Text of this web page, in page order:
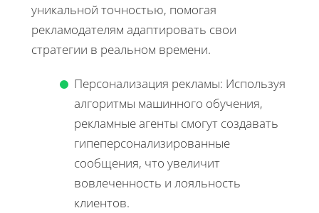
уникальной точностью, помогая
рекламодателям адаптировать свои
стратегии в реальном времени.
Персонализация рекламы: Используя
алгоритмы машинного обучения,
рекламные агенты смогут создавать
гипеперсонализированные
сообщения, что увеличит
вовлеченность и лояльность
клиентов.